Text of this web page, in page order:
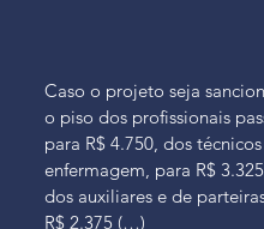
Caso o projeto seja
o piso dos profissionais
para R$ 4.750, dos
enfermagem, para R$
dos auxiliares e de
R$ 2.375 (…)